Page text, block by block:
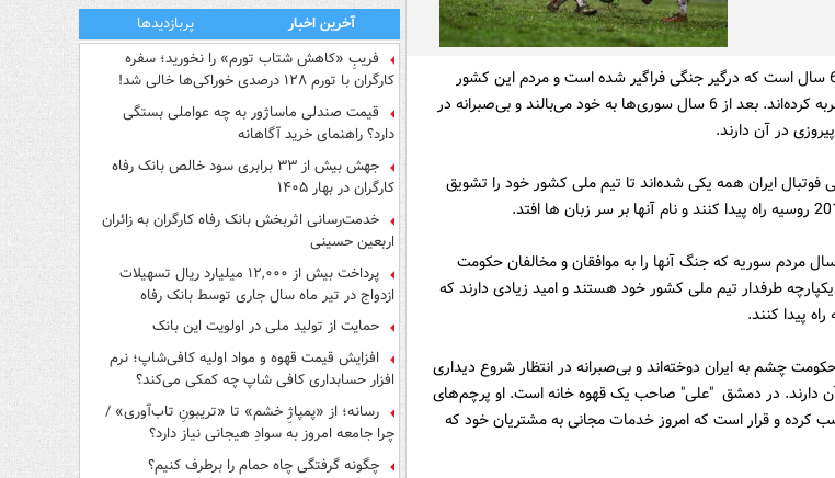
به‌ گزارش ‌کارگرآنلاین، کشور سوریه 6 سال است که درگیر جنگی فراگیر شده است و مردم این کشور
روزهای کابوس وار و وحشتناکی را تجربه کرده‌اند. بعد از 6 سال سوری‌ها به خود می‌بالند و بی‌صبرانه در
در آن دارند.
فوتبال ایران همه یکی شده‌اند تا تیم‌ ‌ملی کشور خود را تشویق
النصر سوریه نوشت: بعد از 6 سال مردم سوریه که جنگ آنها را به موافقان و مخالفان حکومت
طرفدار تیم‌ ‌ملی کشور خود هستند و امید زیادی دارند که
پیدا کنند.
چشم به ایران دوخته‌اند و بی‌صبرانه در انتظار شروع دیداری
آن دارند. در دمشق "علی" صاحب یک قهوه خانه است. او پرچم‌های
کرده و قرار است که امروز خدمات مجانی به مشتریان خود که
آخرین اخبار
پربازدیدها
فریبِ «کاهش شتاب تورم» را نخورید؛ سفره
کارگران با تورم ۱۲۸ درصدی خوراکی‌ها خالی شد!
قیمت صندلی ماساژور به چه عواملی بستگی
دارد؟ راهنمای خرید آگاهانه
جهش بیش از ۳۳ برابری سود خالص بانک رفاه
کارگران در بهار ۱۴۰۵
خدمت‌رسانی اثربخش بانک رفاه کارگران به زائران
اربعین حسینی
پرداخت بیش از ۱۲,۰۰۰ میلیارد ریال تسهیلات
ازدواج در تیر ماه سال جاری توسط بانک رفاه
کارگران
حمایت از تولید ملی در اولویت این بانک
افزایش قیمت قهوه و مواد اولیه کافی‌شاپ؛ نرم
افزار حسابداری کافی شاپ چه کمکی می‌کند؟
رسانه؛ از «پمپاژِ خشم» تا «تریبونِ تاب‌آوری» /
چرا جامعه امروز به سوادِ هیجانی نیاز دارد؟
چگونه گرفتگی چاه حمام را برطرف کنیم؟